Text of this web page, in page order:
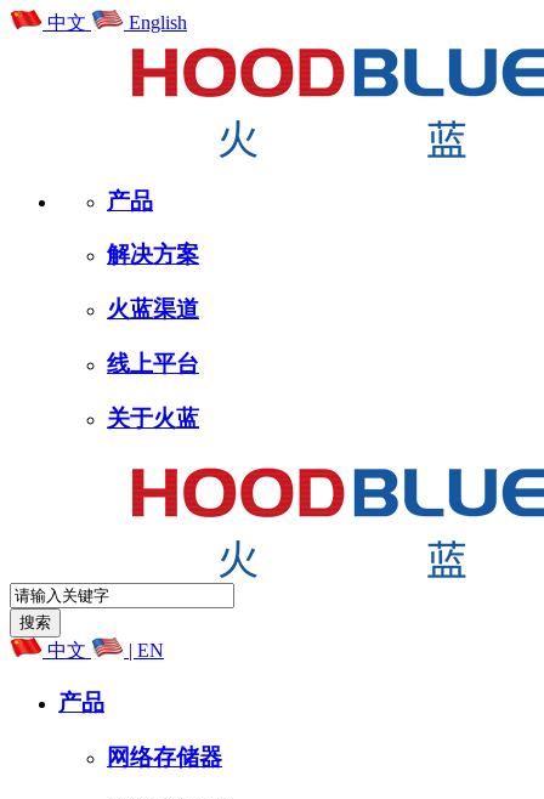
中文 English
产品
解决方案
火蓝渠道
线上平台
关于火蓝
中文 | EN
产品
网络存储器